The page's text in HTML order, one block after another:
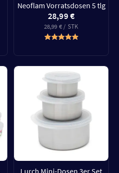
Neoflam Vorratsdosen 5 tlg
28,99 €
28,99 € / STK
Lurch Mini-Dosen 3er Set